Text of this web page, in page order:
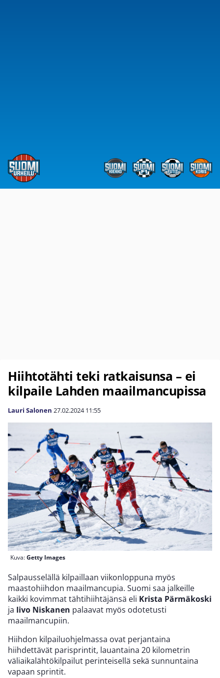
Hiihtotähti teki ratkaisunsa – ei
kilpaile Lahden maailmancupissa
Lauri Salonen 27.02.2024 11:55
Kuva:Getty Images
Salpausselällä kilpaillaan viikonloppuna myös
maastohiihdon maailmancupia. Suomi saa jalkeille
kaikki kovimmat tähtihiihtäjänsä eli Krista Pärmäkoski
ja Iivo Niskanen palaavat myös odotetusti
maailmancupiin.
Hiihdon kilpailuohjelmassa ovat perjantaina
hiihdettävät parisprintit, lauantaina 20 kilometrin
väliaikalähtökilpailut perinteisellä sekä sunnuntaina
vapaan sprintit.